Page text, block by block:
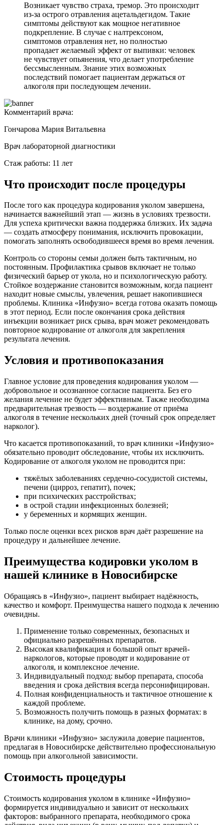
Возникает чувство страха, тремор. Это происходит
из-за острого отравления ацетальдегидом. Такие
симптомы действуют как мощное негативное
подкрепление. В случае с налтрексоном,
симптомов отравления нет, но полностью
пропадает желаемый эффект от выпивки: человек
не чувствует опьянения, что делает употребление
бессмысленным. Знание этих возможных
последствий помогает пациентам держаться от
алкоголя при последующем лечении.
Комментарий врача:
Гончарова Мария Витальевна
Врач лабораторной диагностики
Стаж работы: 11 лет
Что происходит после процедуры
После того как процедура кодирования уколом завершена,
начинается важнейший этап — жизнь в условиях трезвости.
Для успеха критически важна поддержка близких. Их задача
— создать атмосферу понимания, исключить провокации,
помогать заполнять освободившееся время во время лечения.
Контроль со стороны семьи должен быть тактичным, но
постоянным. Профилактика срывов включает не только
физический барьер от укола, но и психологическую работу.
Стойкое воздержание становится возможным, когда пациент
находит новые смыслы, увлечения, решает накопившиеся
проблемы. Клиника «Инфузио» всегда готова оказать помощь
в этот период. Если после окончания срока действия
инъекции возникает риск срыва, врач может рекомендовать
повторное кодирование от алкоголя для закрепления
результата лечения.
Условия и противопоказания
Главное условие для проведения кодирования уколом —
добровольное и осознанное согласие пациента. Без его
желания лечение не будет эффективным. Также необходима
предварительная трезвость — воздержание от приёма
алкоголя в течение нескольких дней (точный срок определяет
нарколог).
Что касается противопоказаний, то врач клиники «Инфузио»
обязательно проводит обследование, чтобы их исключить.
Кодирование от алкоголя уколом не проводится при:
тяжёлых заболеваниях сердечно-сосудистой системы,
печени (цирроз, гепатит), почек;
при психических расстройствах;
в острой стадии инфекционных болезней;
у беременных и кормящих женщин.
Только после оценки всех рисков врач даёт разрешение на
процедуру и дальнейшее лечение.
Преимущества кодировки уколом в
нашей клинике в Новосибирске
Обращаясь в «Инфузио», пациент выбирает надёжность,
качество и комфорт. Преимущества нашего подхода к лечению
очевидны.
Применение только современных, безопасных и
официально разрешённых препаратов.
Высокая квалификация и большой опыт врачей-
наркологов, которые проводят и кодирование от
алкоголя, и комплексное лечение.
Индивидуальный подход: выбор препарата, способа
введения и срока действия всегда персонифицирован.
Полная конфиденциальность и тактичное отношение к
каждой проблеме.
Возможность получить помощь в разных форматах: в
клинике, на дому, срочно.
Врачи клиники «Инфузио» заслужила доверие пациентов,
предлагая в Новосибирске действительно профессиональную
помощь при алкогольной зависимости.
Стоимость процедуры
Стоимость кодирования уколом в клинике «Инфузио»
формируется индивидуально и зависит от нескольких
факторов: выбранного препарата, необходимого срока